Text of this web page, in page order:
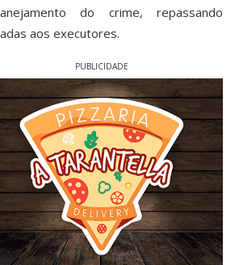
do crime, repassando
aos executores.
PUBLICIDADE